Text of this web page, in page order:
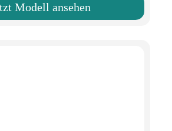
Modell ansehen